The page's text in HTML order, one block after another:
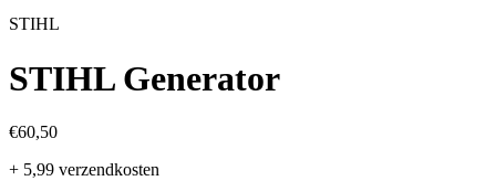
STIHL
STIHL Generator
€60,50
+ 5,99 verzendkosten